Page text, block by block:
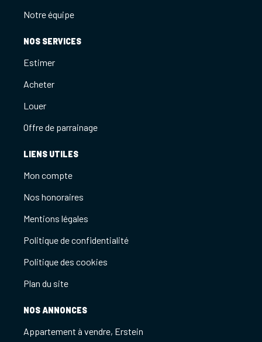
Notre équipe
NOS SERVICES
Estimer
Acheter
Louer
Offre de parrainage
LIENS UTILES
Mon compte
Nos honoraires
Mentions légales
Politique de confidentialité
Politique des cookies
Plan du site
NOS ANNONCES
Appartement à vendre, Erstein